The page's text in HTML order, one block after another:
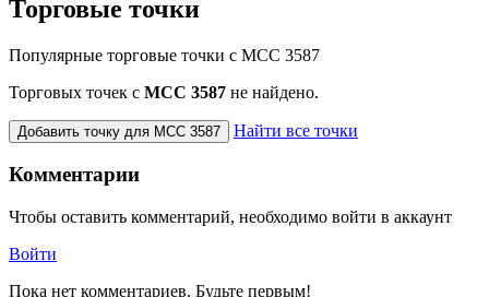
Торговые точки
Популярные торговые точки с MCC 3587
Торговых точек с МСС 3587 не найдено.
Добавить точку для MCC 3587 Найти все точки
Комментарии
Чтобы оставить комментарий, необходимо войти в аккаунт
Войти
Пока нет комментариев. Будьте первым!